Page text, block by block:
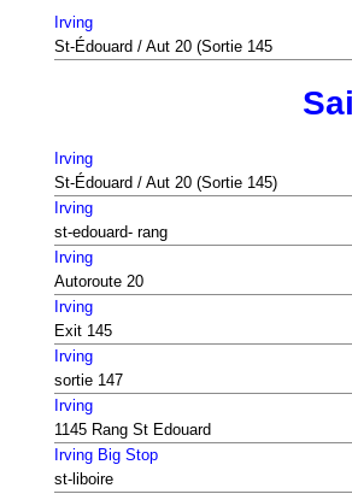
Irving
St-Édouard / Aut 20 (Sortie 145
Irving
St-Édouard / Aut 20 (Sortie 145)
Irving
st-edouard- rang
Irving
Autoroute 20
Irving
Exit 145
Irving
sortie 147
Irving
1145 Rang St Edouard
Irving Big Stop
st-liboire